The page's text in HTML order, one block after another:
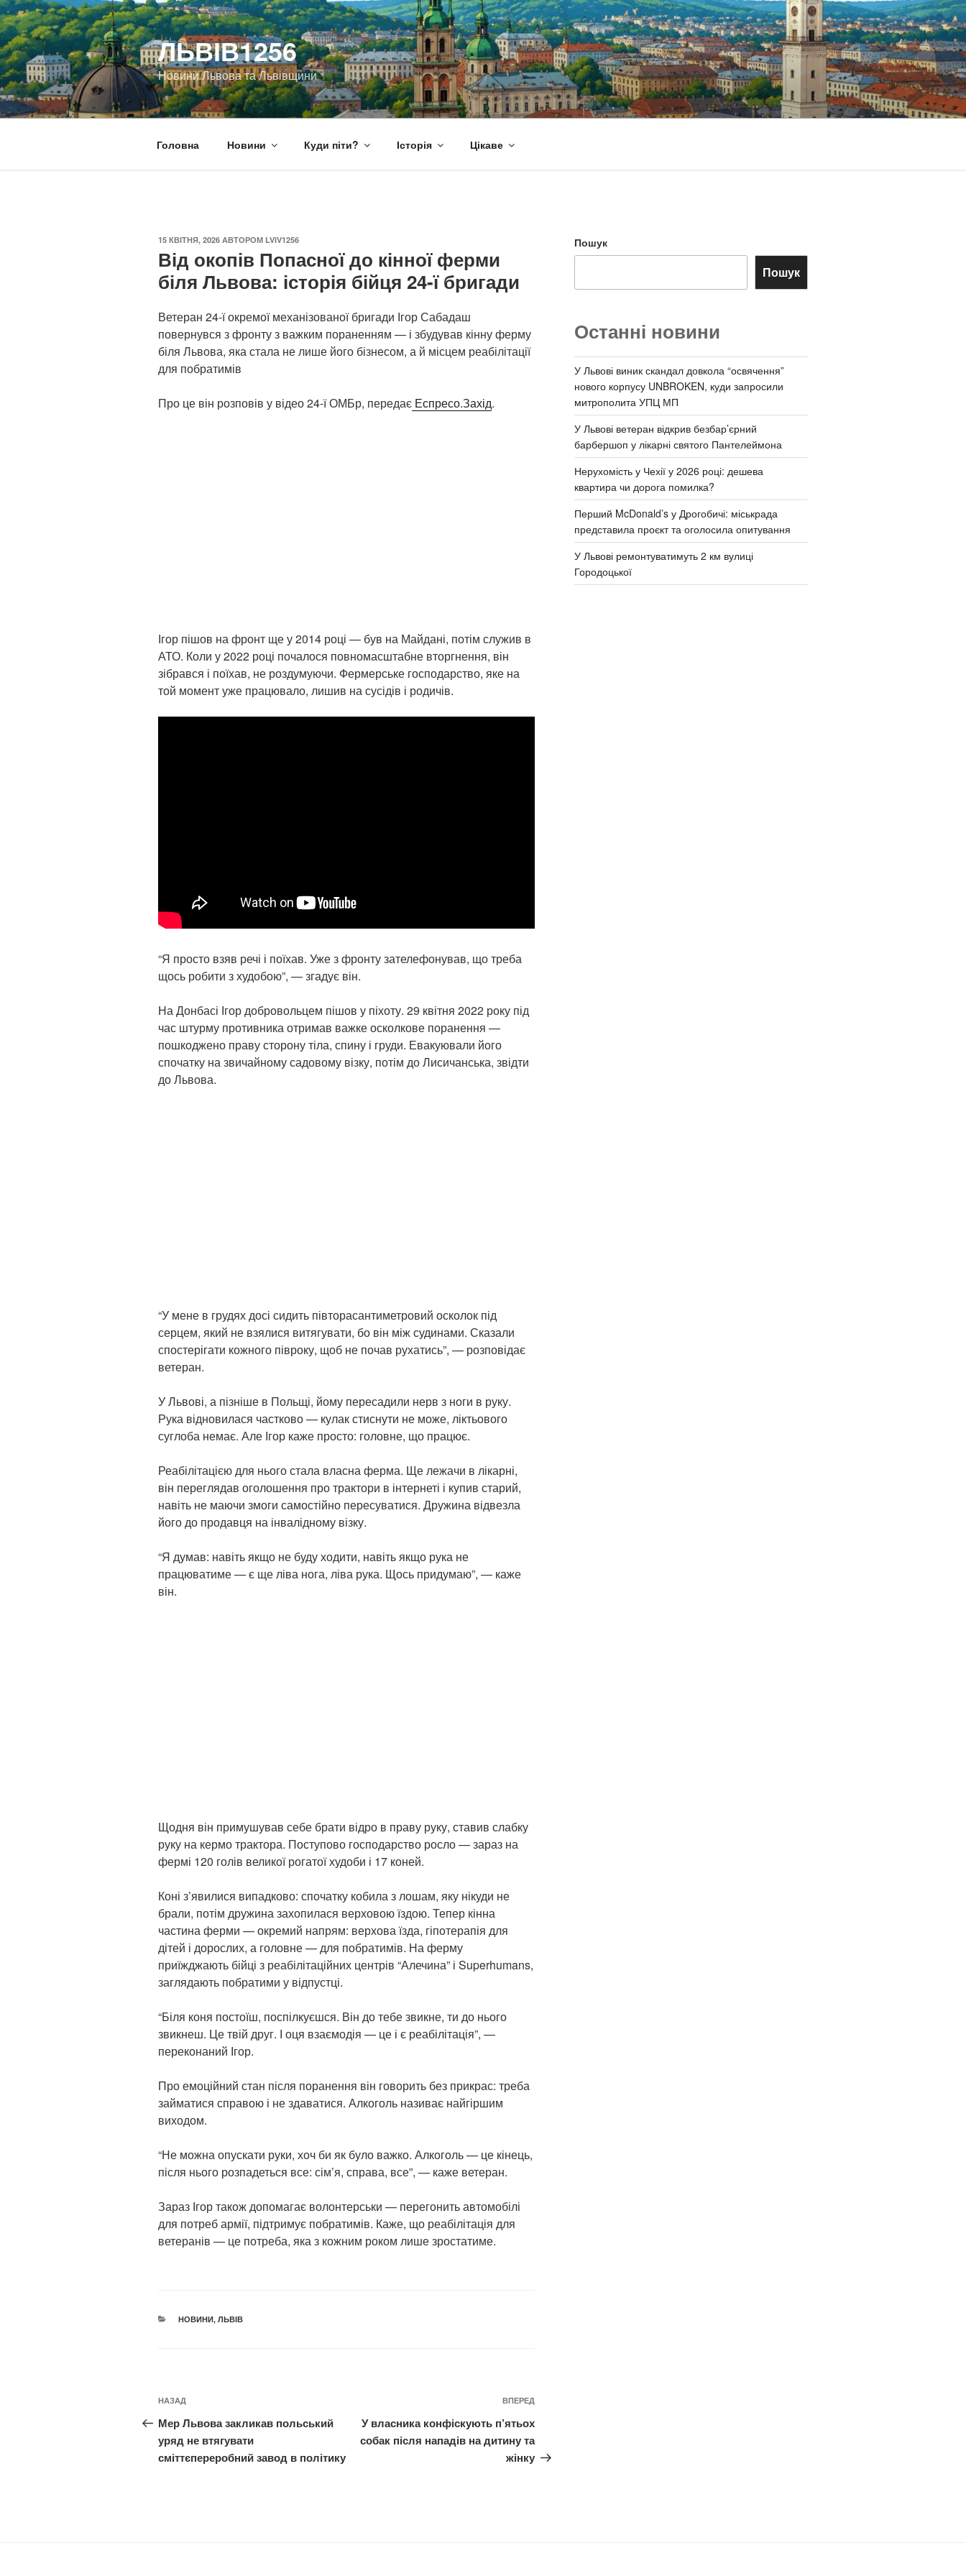
Перейти
до
вмісту
ЛЬВІВ1256
Новини Львова та Львівщини
Головна Новини Куди піти? Історія Цікаве
ОПУБЛІКОВАНО
15 КВІТНЯ, 2026 АВТОРОМ LVIV1256
Від окопів Попасної до кінної ферми
біля Львова: історія бійця 24-ї бригади
Ветеран 24-ї окремої механізованої бригади Ігор Сабадаш
повернувся з фронту з важким пораненням — і збудував кінну ферму
біля Львова, яка стала не лише його бізнесом, а й місцем реабілітації
для побратимів
Про це він розповів у відео 24-ї ОМБр, передає Еспресо.Захід.
Ігор пішов на фронт ще у 2014 році — був на Майдані, потім служив в
АТО. Коли у 2022 році почалося повномасштабне вторгнення, він
зібрався і поїхав, не роздумуючи. Фермерське господарство, яке на
той момент уже працювало, лишив на сусідів і родичів.
“Я просто взяв речі і поїхав. Уже з фронту зателефонував, що треба
щось робити з худобою”, — згадує він.
На Донбасі Ігор добровольцем пішов у піхоту. 29 квітня 2022 року під
час штурму противника отримав важке осколкове поранення —
пошкоджено праву сторону тіла, спину і груди. Евакуювали його
спочатку на звичайному садовому візку, потім до Лисичанська, звідти
до Львова.
“У мене в грудях досі сидить півторасантиметровий осколок під
серцем, який не взялися витягувати, бо він між судинами. Сказали
спостерігати кожного півроку, щоб не почав рухатись”, — розповідає
ветеран.
У Львові, а пізніше в Польщі, йому пересадили нерв з ноги в руку.
Рука відновилася частково — кулак стиснути не може, ліктьового
суглоба немає. Але Ігор каже просто: головне, що працює.
Реабілітацією для нього стала власна ферма. Ще лежачи в лікарні,
він переглядав оголошення про трактори в інтернеті і купив старий,
навіть не маючи змоги самостійно пересуватися. Дружина відвезла
його до продавця на інвалідному візку.
“Я думав: навіть якщо не буду ходити, навіть якщо рука не
працюватиме — є ще ліва нога, ліва рука. Щось придумаю”, — каже
він.
Щодня він примушував себе брати відро в праву руку, ставив слабку
руку на кермо трактора. Поступово господарство росло — зараз на
фермі 120 голів великої рогатої худоби і 17 коней.
Коні з’явилися випадково: спочатку кобила з лошам, яку нікуди не
брали, потім дружина захопилася верховою їздою. Тепер кінна
частина ферми — окремий напрям: верхова їзда, гіпотерапія для
дітей і дорослих, а головне — для побратимів. На ферму
приїжджають бійці з реабілітаційних центрів “Алечина” і Superhumans,
заглядають побратими у відпустці.
“Біля коня постоїш, поспілкуєшся. Він до тебе звикне, ти до нього
звикнеш. Це твій друг. І оця взаємодія — це і є реабілітація”, —
переконаний Ігор.
Про емоційний стан після поранення він говорить без прикрас: треба
займатися справою і не здаватися. Алкоголь називає найгіршим
виходом.
“Не можна опускати руки, хоч би як було важко. Алкоголь — це кінець,
після нього розпадеться все: сім’я, справа, все”, — каже ветеран.
Зараз Ігор також допомагає волонтерськи — перегонить автомобілі
для потреб армії, підтримує побратимів. Каже, що реабілітація для
ветеранів — це потреба, яка з кожним роком лише зростатиме.
КАТЕГОРІЇ
НОВИНИ, ЛЬВІВ
Навігація
записів
Попередній
запис:
НАЗАД
Мер Львова закликав польський
уряд не втягувати
сміттєпереробний завод в політику
Наступний
запис
ВПЕРЕД
У власника конфіскують п’ятьох
собак після нападів на дитину та
жінку
Пошук
Пошук
Останні новини
У Львові виник скандал довкола “освячення”
нового корпусу UNBROKEN, куди запросили
митрополита УПЦ МП
У Львові ветеран відкрив безбар’єрний
барбершоп у лікарні святого Пантелеймона
Нерухомість у Чехії у 2026 році: дешева
квартира чи дорога помилка?
Перший McDonald’s у Дрогобичі: міськрада
представила проєкт та оголосила опитування
У Львові ремонтуватимуть 2 км вулиці
Городоцької